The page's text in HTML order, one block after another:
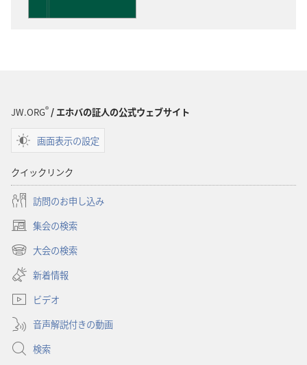
JW.ORG®/ エホバの証人の公式ウェブサイト
画面表示の設定
クイックリンク
訪問のお申し込み
集会の検索
（新
し
タ
で
開
く）
大会の検索
（新
し
い
タ
ブ
で
開
く）
新着情報
ビデオ
音声解説付きの動画
検索